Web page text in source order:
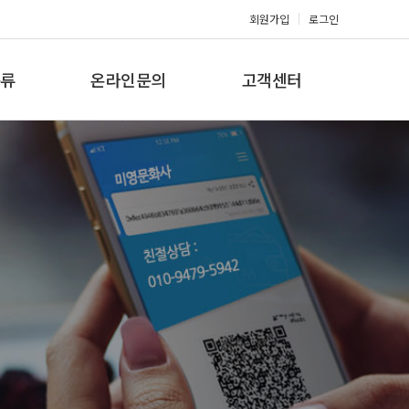
회원가입 로그인
온라인문의
견적문의
고객센터
공지사항
갤러리